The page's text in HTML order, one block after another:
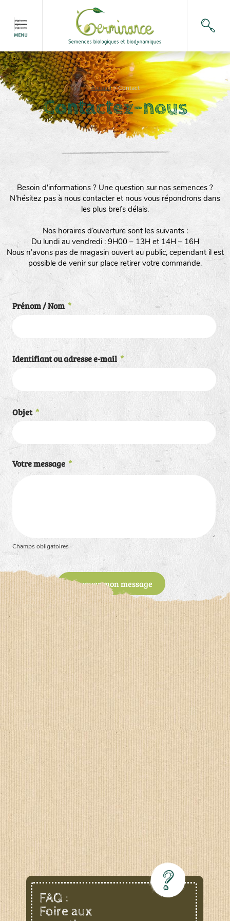
Accueil>Contact
Contactez-nous
Besoin d'informations ? Une question sur nos semences ?
N'hésitez pas à nous contacter et nous vous répondrons dans
les plus brefs délais.
Nos horaires d’ouverture sont les suivants :
Du lundi au vendredi : 9H00 – 13H et 14H – 16H
Nous n’avons pas de magasin ouvert au public, cependant il est
possible de venir sur place retirer votre commande.
Prénom / Nom *
Identifiant ou adresse e-mail *
Objet *
Votre message *
Champs obligatoires
Envoyer mon message
FAQ :
Foire aux